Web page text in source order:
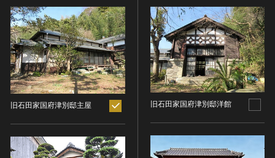
全国の美術館・博物館
世界遺産
無形文化遺産
動画で見る無形の文化財
お知らせ一覧
ヘルプ
このサイトについて
関連サイトリンク
サイトマップ
文化遺産データベース
旧石田家国府津別邸主屋 旧石田家国府津別邸洋館
制作者名
時代
時代を選択
縄文 [日本]
弥生 [日本]
分野を選択